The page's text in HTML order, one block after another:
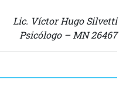
Lic. Víctor Hugo Silvetti
Psicólogo – MN 26467